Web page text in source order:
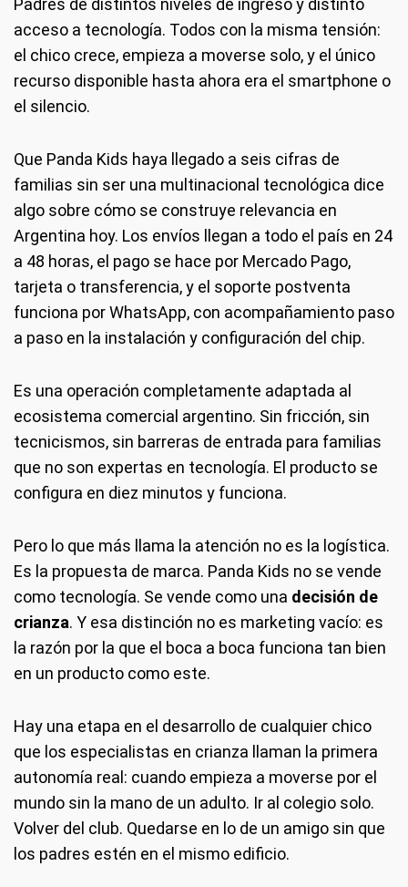
Padres de distintos niveles de ingreso y distinto
acceso a tecnología. Todos con la misma tensión:
el chico crece, empieza a moverse solo, y el único
recurso disponible hasta ahora era el smartphone o
el silencio.
Que Panda Kids haya llegado a seis cifras de
familias sin ser una multinacional tecnológica dice
algo sobre cómo se construye relevancia en
Argentina hoy. Los envíos llegan a todo el país en 24
a 48 horas, el pago se hace por Mercado Pago,
tarjeta o transferencia, y el soporte postventa
funciona por WhatsApp, con acompañamiento paso
a paso en la instalación y configuración del chip.
Es una operación completamente adaptada al
ecosistema comercial argentino. Sin fricción, sin
tecnicismos, sin barreras de entrada para familias
que no son expertas en tecnología. El producto se
configura en diez minutos y funciona.
Pero lo que más llama la atención no es la logística.
Es la propuesta de marca. Panda Kids no se vende
como tecnología. Se vende como una decisión de
crianza. Y esa distinción no es marketing vacío: es
la razón por la que el boca a boca funciona tan bien
en un producto como este.
Hay una etapa en el desarrollo de cualquier chico
que los especialistas en crianza llaman la primera
autonomía real: cuando empieza a moverse por el
mundo sin la mano de un adulto. Ir al colegio solo.
Volver del club. Quedarse en lo de un amigo sin que
los padres estén en el mismo edificio.